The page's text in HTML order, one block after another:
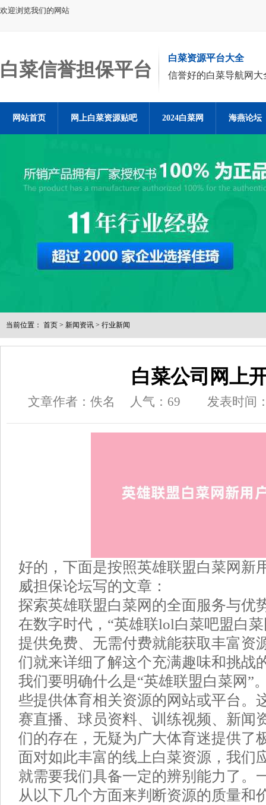
欢迎浏览我们的网站
白菜信誉担保平台
白菜资源平台大全
信誉好的白菜导航网大
网站首页 网上白菜资源贴吧 2024白菜网 海燕论坛
当前位置： 首页 > 新闻资讯 > 行业新闻
白菜公司网上
文章作者：佚名 人气： 69 发表时间
好的，下面是按照英雄联盟白菜网新
威担保论坛写的文章：
探索英雄联盟白菜网的全面服务与优
在数字时代，“英雄联lol白菜吧盟白
提供免费、无需付费就能获取丰富资
们就来详细了解这个充满趣味和挑战
我们要明确什么是“英雄联盟白菜网”
些提供体育相关资源的网站或平台。
赛直播、球员资料、训练视频、新闻
们的存在，无疑为广大体育迷提供了
面对如此丰富的线上白菜资源，我们
就需要我们具备一定的辨别能力了。
从以下几个方面来判断资源的质量和